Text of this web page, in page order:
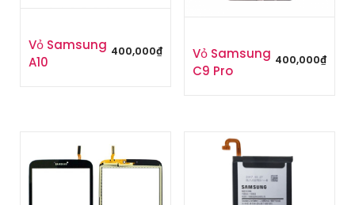
Vỏ Samsung
A10
400,000₫
Vỏ Samsung
C9 Pro
400,000₫